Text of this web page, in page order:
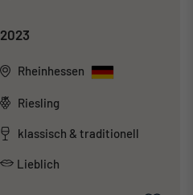
2023
Rheinhessen
Riesling
klassisch & traditionell
Lieblich